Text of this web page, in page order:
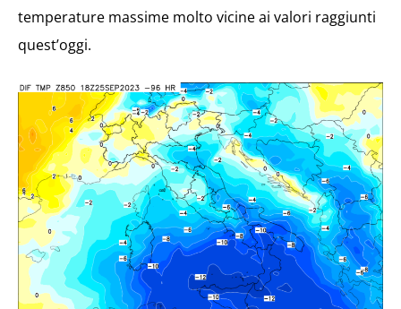
temperature massime molto vicine ai valori raggiunti
quest’oggi.